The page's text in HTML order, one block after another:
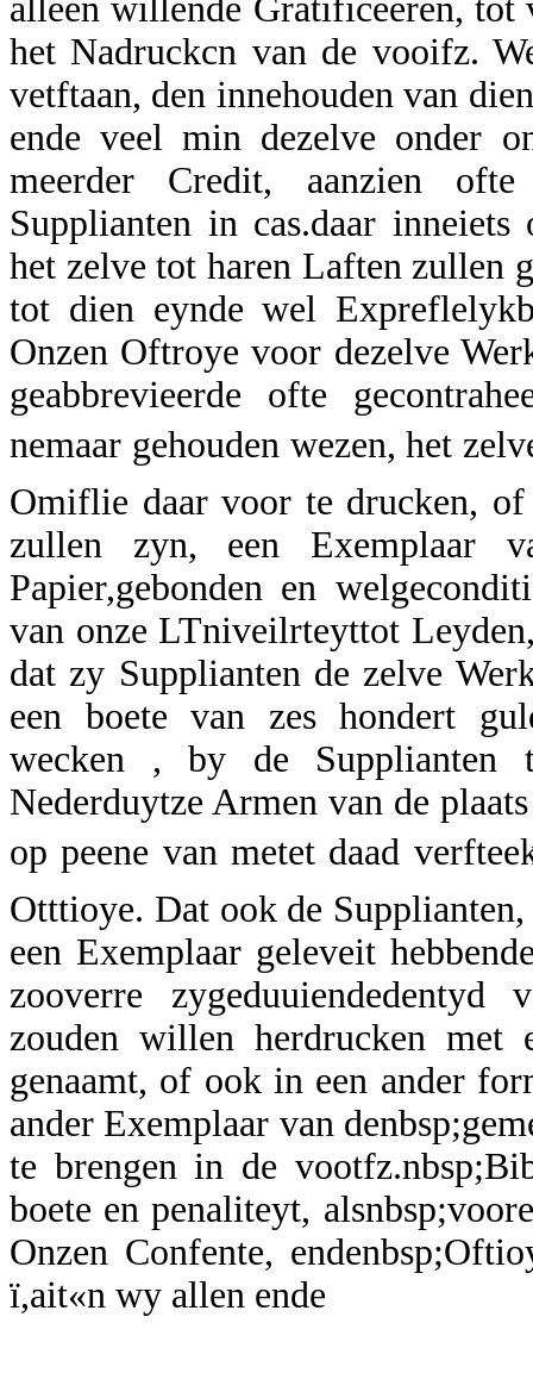
alleen willende Gratificeeren, tot
het Nadruckcn van de vooifz.
vetftaan, den innehouden van
ende veel min dezelve onder
meerder Credit, aanzien ofte
Supplianten in cas.daar
het zelve tot haren Laften zullen
tot dien eynde wel
Onzen Oftroye voor dezelve
geabbrevieerde ofte
nemaar gehouden wezen, het
Omiflie daar voor te drucken, of
zullen zyn, een Exemplaar
Papier,gebonden en
van onze LTniveilrteyttot
dat zy Supplianten de zelve
een boete van zes hondert
wecken , by de Supplianten
Nederduytze Armen van de
op peene van metet daad
Otttioye. Dat ook de
een Exemplaar geleveit
zooverre zygeduuiendedentyd
zouden willen herdrucken met
genaamt, of ook in een ander
ander Exemplaar van
te brengen in de
boete en penaliteyt,
Onzen Confente,
ï,ait«n wy allen ende